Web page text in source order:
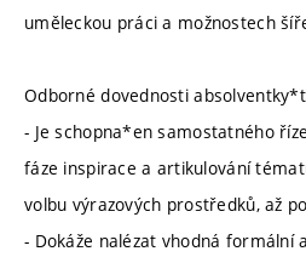
uměleckou práci a možnostech
Odborné dovednosti
- Je schopna*en samostatného
fáze inspirace a artikulování
volbu výrazových prostředků, až
- Dokáže nalézat vhodná formální